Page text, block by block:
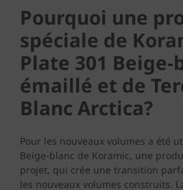
Pourquoi une
spéciale de
Plate 301 Beige-
émaillé et de
Blanc Arctica?
Pour les nouveaux volumes a été
Beige-blanc de Koramic, une
projet, qui crée une transition
les nouveaux volumes construits.